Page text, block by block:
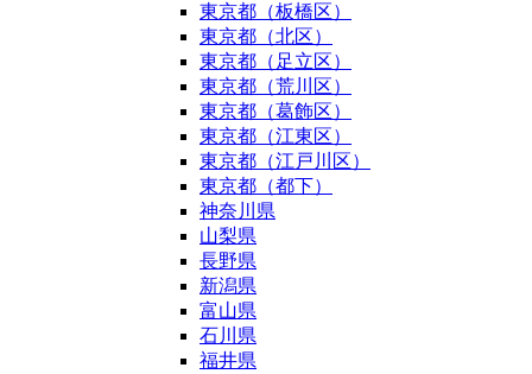
東京都（板橋区）
東京都（北区）
東京都（足立区）
東京都（荒川区）
東京都（葛飾区）
東京都（江東区）
東京都（江戸川区）
東京都（都下）
神奈川県
山梨県
長野県
新潟県
富山県
石川県
福井県